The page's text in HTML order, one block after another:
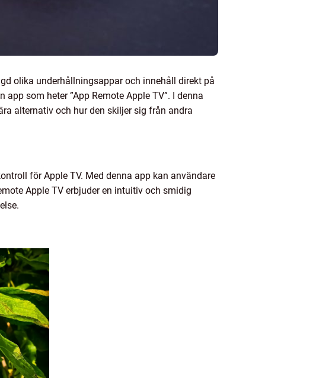
olika underhållningsappar och innehåll direkt på
som heter ”App Remote Apple TV”. I denna
alternativ och hur den skiljer sig från andra
för Apple TV. Med denna app kan användare
Apple TV erbjuder en intuitiv och smidig